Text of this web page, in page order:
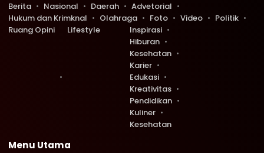
Berita Nasional Daerah
Advetorial
Hukum dan Krimknal
Olahraga Foto Video
Politik
Ruang Opini
Lifestyle
Inspirasi
Hiburan
Kesehatan
Karier
Edukasi
Kreativitas
Pendidikan
Kuliner
Kesehatan
Menu Utama